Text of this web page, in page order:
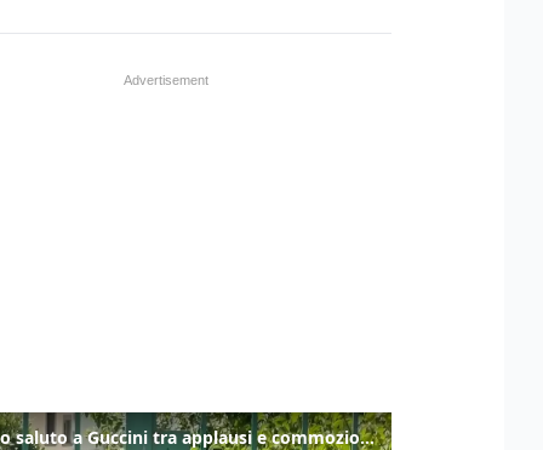
Ultimo saluto a Guccini tra applausi e commozione a Pavana